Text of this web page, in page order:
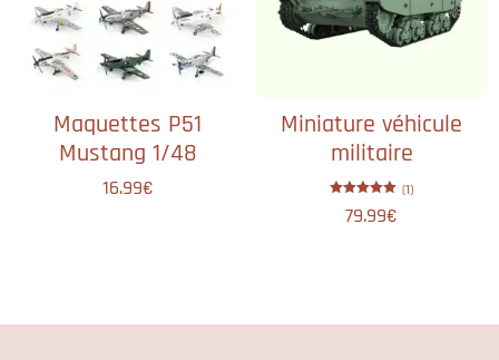
Maquettes P51
Mustang 1/48
16.99€
Miniature véhicule
militaire
5.00
(1)
79.99€